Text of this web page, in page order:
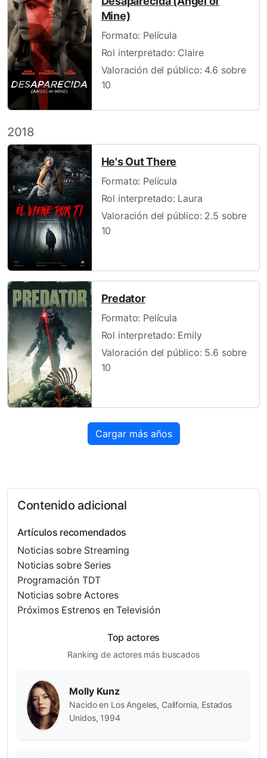
Mine)
Formato: Película
Rol interpretado: Claire
Valoración del público: 4.6 sobre
10
2018
He's Out There
Formato: Película
Rol interpretado: Laura
Valoración del público: 2.5 sobre
10
Predator
Formato: Película
Rol interpretado: Emily
Valoración del público: 5.6 sobre
10
Cargar más años
Contenido adicional
Artículos recomendados
Noticias sobre Streaming
Noticias sobre Series
Programación TDT
Noticias sobre Actores
Próximos Estrenos en Televisión
Top actores
Ranking de actores más buscados
Molly Kunz
Nacido en Los Angeles, California, Estados
Unidos, 1994